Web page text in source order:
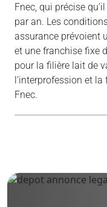
Fnec, qui précise
par an. Les
assurance prévoient
et une franchise fixe
pour la filière lait de
l’interprofession et
Fnec.